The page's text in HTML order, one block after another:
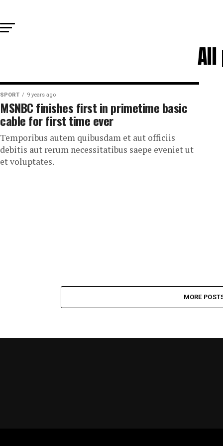
All
SPORT 9 years ago
MSNBC finishes first in primetime basic
cable for first time ever
Temporibus autem quibusdam et aut officiis
debitis aut rerum necessitatibus saepe eveniet ut
et voluptates.
MORE